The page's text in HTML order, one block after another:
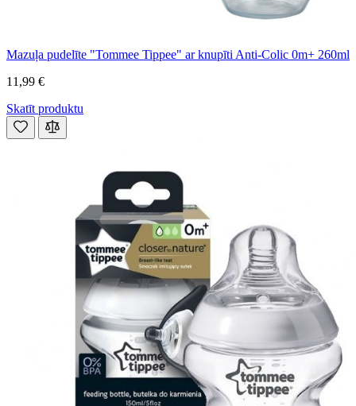
Mazuļa pudelīte "Tommee Tippee" ar knupīti Anti-Colic 0m+ 260ml
11,99 €
Skatīt produktu